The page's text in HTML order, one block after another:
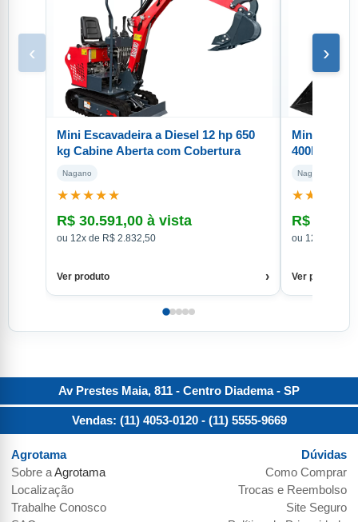
‹
Mini Escavadeira a Diesel 12 hp 650
kg Cabine Aberta com Cobertura
Nagano
★★★★★
R$ 30.591,00 à vista
ou 12x de R$ 2.832,50
Ver produto ›
Mini Pá
400KG
Nagano
★★★★
R$
ou 12x de R$
Ver produto
›
Av Prestes Maia, 811 - Centro Diadema- SP
Vendas: (11) 4053-0120 - (11) 5555-9669
Agrotama
Sobre aAgrotama
Localização
Trabalhe Conosco
Dúvidas
Como Comprar
Trocas e Reembolso
Site Seguro